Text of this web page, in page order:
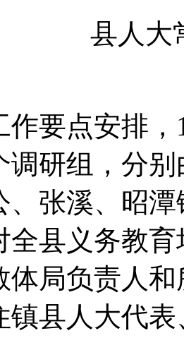
县人大
作要点安排
调研组，分
、张溪、昭
全县义务教
体局负责人
镇县人大代